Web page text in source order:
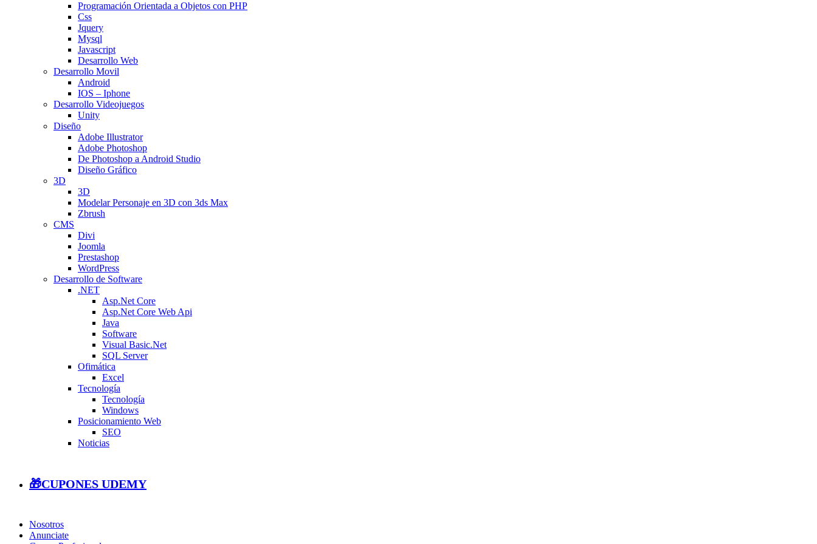
Programación Orientada a Objetos con PHP
Css
Jquery
Mysql
Javascript
Desarrollo Web
Desarrollo Movil
Android
IOS – Iphone
Desarrollo Videojuegos
Unity
Diseño
Adobe Illustrator
Adobe Photoshop
De Photoshop a Android Studio
Diseño Gráfico
3D
3D
Modelar Personaje en 3D con 3ds Max
Zbrush
CMS
Divi
Joomla
Prestashop
WordPress
Desarrollo de Software
.NET
Asp.Net Core
Asp.Net Core Web Api
Java
Software
Visual Basic.Net
SQL Server
Ofimática
Excel
Tecnología
Tecnología
Windows
Posicionamiento Web
SEO
Noticias
🎁CUPONES UDEMY
Nosotros
Anunciate